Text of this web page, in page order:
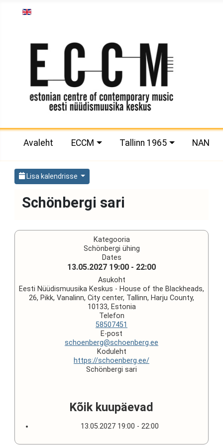
Vali keel
Avaleht ECCM Tallinn 1965 NAN
Lisa kalendrisse
Schönbergi sari
Kategooria
Schönbergi ühing
Dates
13.05.2027 19:00 - 22:00
Asukoht
Eesti Nüüdismuusika Keskus - House of the Blackheads,
26, Pikk, Vanalinn, City center, Tallinn, Harju County,
10133, Estonia
Telefon
58507451
E-post
schoenberg@schoenberg.ee
Koduleht
https://schoenberg.ee/
Schönbergi sari
Kõik kuupäevad
13.05.2027 19:00 - 22:00